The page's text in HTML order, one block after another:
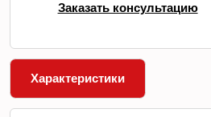
Заказать консультацию
Характеристики